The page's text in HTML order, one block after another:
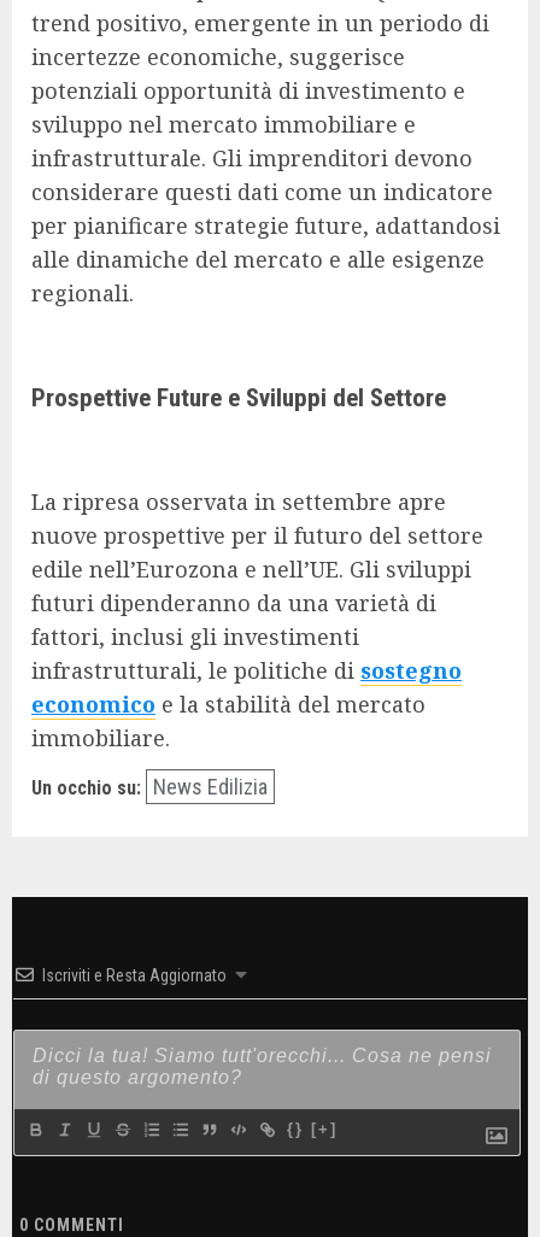
trend positivo, emergente in un periodo di
incertezze economiche, suggerisce
potenziali opportunità di investimento e
sviluppo nel mercato immobiliare e
infrastrutturale. Gli imprenditori devono
considerare questi dati come un indicatore
per pianificare strategie future, adattandosi
alle dinamiche del mercato e alle esigenze
regionali.
Prospettive Future e Sviluppi del Settore
La ripresa osservata in settembre apre
nuove prospettive per il futuro del settore
edile nell’Eurozona e nell’UE. Gli sviluppi
futuri dipenderanno da una varietà di
fattori, inclusi gli investimenti
infrastrutturali, le politiche di sostegno
economico e la stabilità del mercato
immobiliare.
Un occhio su: News Edilizia
Iscriviti e Resta Aggiornato
{} [+]
0 COMMENTI